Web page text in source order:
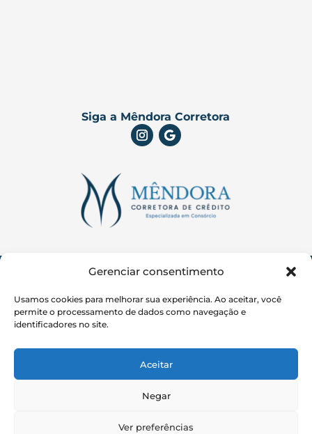
Gerenciar consentimento
Usamos cookies para melhorar sua experiência. Ao aceitar, você
permite o processamento de dados como navegação e
identificadores no site.
Aceitar
Negar
Ver preferências
Siga a Mêndora Corretora
Mêndora Corretora de Crédito LTDA
Aviso Legal:A Mêndora Corretora atua
exclusivamente como intermediadora na
não sendo instituição financeira, banco ou
administradora de consórcios. Não
concedemos crédito nem realizamos
operações financeiras. Os consórcios